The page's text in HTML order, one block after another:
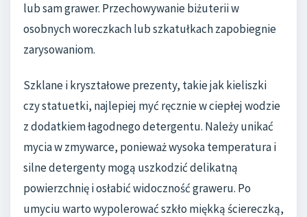
lub sam grawer. Przechowywanie biżuterii w
osobnych woreczkach lub szkatułkach zapobiegnie
zarysowaniom.
Szklane i kryształowe prezenty, takie jak kieliszki
czy statuetki, najlepiej myć ręcznie w ciepłej wodzie
z dodatkiem łagodnego detergentu. Należy unikać
mycia w zmywarce, ponieważ wysoka temperatura i
silne detergenty mogą uszkodzić delikatną
powierzchnię i osłabić widoczność graweru. Po
umyciu warto wypolerować szkło miękką ściereczką,